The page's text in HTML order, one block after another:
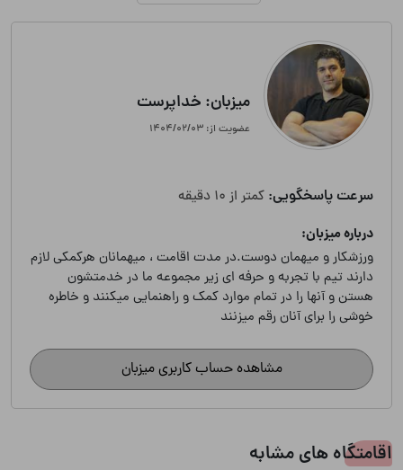
میزبان: خداپرست
عضویت از: ۱۴۰۴/۰۲/۰۳
سرعت پاسخگویی: کمتر از 10 دقیقه
درباره میزبان:
ورزشکار و میهمان دوست.در مدت اقامت ، میهمانان هرکمکی لازم
دارند تیم با تجربه و حرفه ای زیر مجموعه ما در خدمتشون
هستن و آنها را در تمام موارد کمک و راهنمایی میکنند و خاطره
خوشی را برای آنان رقم میزنند
مشاهده حساب کاربری میزبان
اقامتگاه های مشابه